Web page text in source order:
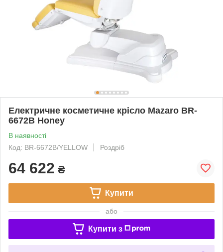
Електричне косметичне крісло Mazaro BR-
6672B Honey
В наявності
Код: BR-6672B/YELLOW
Роздріб
64 622 ₴
Купити
або
Купити з